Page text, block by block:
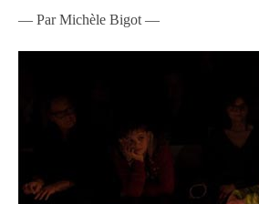
— Par Michèle Bigot —